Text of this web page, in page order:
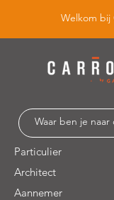
Welkom bij
Particulier
Architect
Aannemer